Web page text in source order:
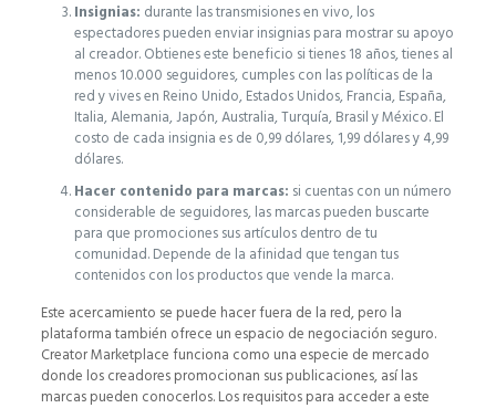
Insignias: durante las transmisiones en vivo, los
espectadores pueden enviar insignias para mostrar su apoyo
al creador. Obtienes este beneficio si tienes 18 años, tienes al
menos 10.000 seguidores, cumples con las políticas de la
red y vives en Reino Unido, Estados Unidos, Francia, España,
Italia, Alemania, Japón, Australia, Turquía, Brasil y México. El
costo de cada insignia es de 0,99 dólares, 1,99 dólares y 4,99
dólares.
Hacer contenido para marcas: si cuentas con un número
considerable de seguidores, las marcas pueden buscarte
para que promociones sus artículos dentro de tu
comunidad. Depende de la afinidad que tengan tus
contenidos con los productos que vende la marca.
Este acercamiento se puede hacer fuera de la red, pero la
plataforma también ofrece un espacio de negociación seguro.
Creator Marketplace funciona como una especie de mercado
donde los creadores promocionan sus publicaciones, así las
marcas pueden conocerlos. Los requisitos para acceder a este